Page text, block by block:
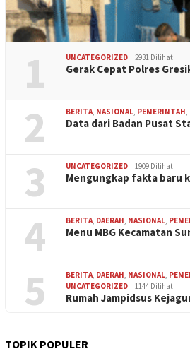
1 UNCATEGORIZED 2931 Dilihat
Gerak Cepat Polres
2 BERITA, NASIONAL, PEMERINTAH,
Data dari Badan Pusat
3 UNCATEGORIZED 1909 Dilihat
Mengungkap fakta baru
4 BERITA, DAERAH, NASIONAL,
Menu MBG Kecamatan
5 BERITA, DAERAH, NASIONAL,
UNCATEGORIZED
1144 Dilihat
Rumah Jampidsus
TOPIK POPULER